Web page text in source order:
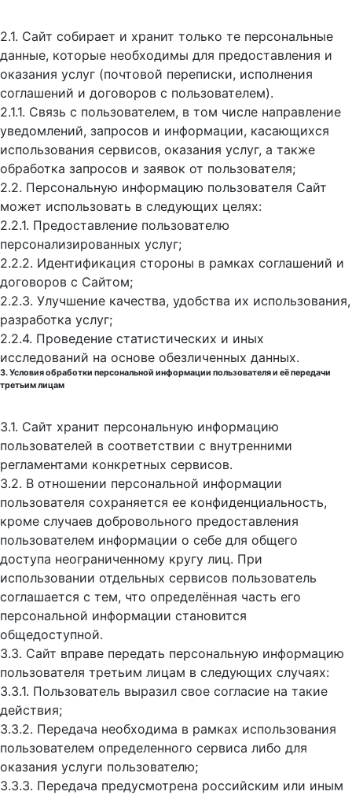
2.1. Сайт собирает и хранит только те персональные
данные, которые необходимы для предоставления и
оказания услуг (почтовой переписки, исполнения
соглашений и договоров с пользователем).
2.1.1. Связь с пользователем, в том числе направление
уведомлений, запросов и информации, касающихся
использования сервисов, оказания услуг, а также
обработка запросов и заявок от пользователя;
2.2. Персональную информацию пользователя Сайт
может использовать в следующих целях:
2.2.1. Предоставление пользователю
персонализированных услуг;
2.2.2. Идентификация стороны в рамках соглашений и
договоров с Сайтом;
2.2.3. Улучшение качества, удобства их использования,
разработка услуг;
2.2.4. Проведение статистических и иных
исследований на основе обезличенных данных.
3. Условия обработки персональной информации пользователя и её передачи
третьим лицам
3.1. Сайт хранит персональную информацию
пользователей в соответствии с внутренними
регламентами конкретных сервисов.
3.2. В отношении персональной информации
пользователя сохраняется ее конфиденциальность,
кроме случаев добровольного предоставления
пользователем информации о себе для общего
доступа неограниченному кругу лиц. При
использовании отдельных сервисов пользователь
соглашается с тем, что определённая часть его
персональной информации становится
общедоступной.
3.3. Сайт вправе передать персональную информацию
пользователя третьим лицам в следующих случаях:
3.3.1. Пользователь выразил свое согласие на такие
действия;
3.3.2. Передача необходима в рамках использования
пользователем определенного сервиса либо для
оказания услуги пользователю;
3.3.3. Передача предусмотрена российским или иным